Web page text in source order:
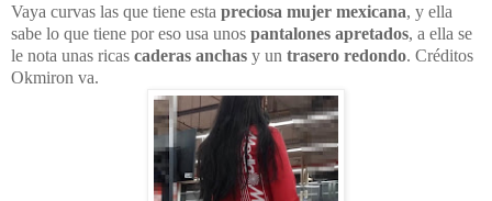
Vaya curvas las que tiene esta preciosa mujer mexicana, y ella
sabe lo que tiene por eso usa unos pantalones apretados, a ella se
le nota unas ricas caderas anchas y un trasero redondo. Créditos
Okmiron va.